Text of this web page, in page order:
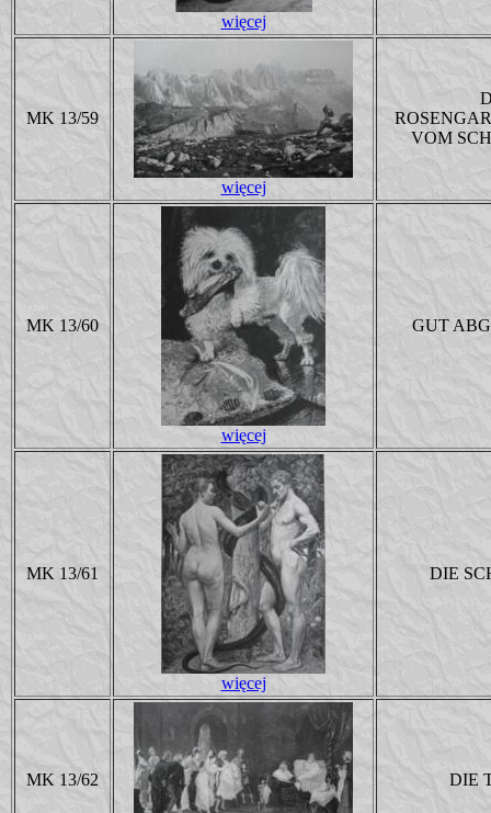
więcej
MK 13/59
więcej
VOM
MK 13/60
więcej
GUT
MK 13/61
więcej
DIE
MK 13/62 DIE